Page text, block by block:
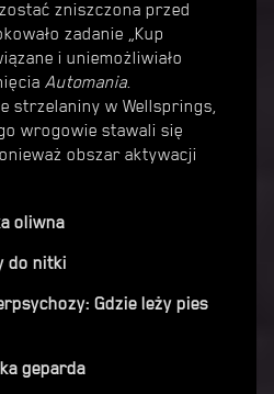
zniszczona przed
zadanie „Kup
i uniemożliwiało
Automania.
strzelaniny w Wellsprings,
wrogowie stawali się
obszar aktywacji
oliwna
do nitki
Gdzie leży pies
geparda